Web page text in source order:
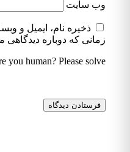
وب‌ سایت
ذخیره نام، ایمیل و
زمانی که دوباره دیدگاهی
you human? Please solve: